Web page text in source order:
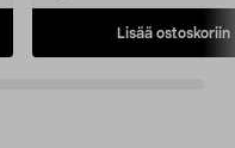
Lisää ostoskoriin